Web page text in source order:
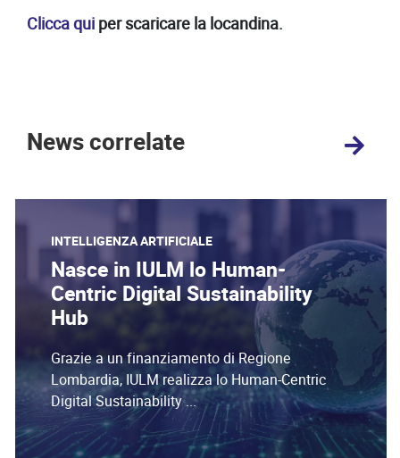
Clicca qui per scaricare la locandina.
News correlate
INTELLIGENZA ARTIFICIALE
Nasce in IULM lo Human-
Centric Digital Sustainability
Hub
Grazie a un finanziamento di Regione
Lombardia, IULM realizza lo Human-Centric
Digital Sustainability ...